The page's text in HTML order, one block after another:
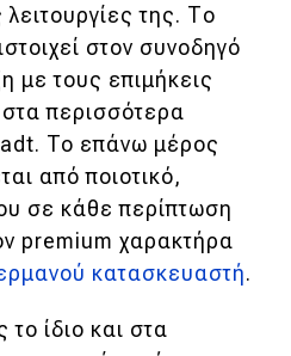
λειτουργίες της. Το
στον συνοδηγό
με τους επιμήκεις
περισσότερα
To επάνω μέρος
από ποιοτικό,
σε κάθε περίπτωση
premium χαρακτήρα
κατασκευαστή.
ίδιο και στα